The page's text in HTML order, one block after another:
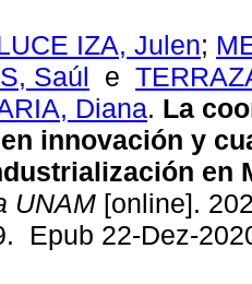
IZA, Julen;
Saúl e
Diana. La
innovación y
en
UNAM [online].
Epub 22-Dez-